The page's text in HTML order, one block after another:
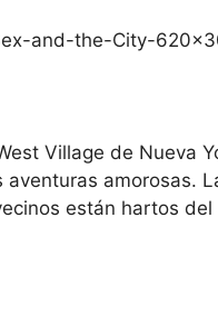
Village de Nueva
aventuras amorosas.
están hartos